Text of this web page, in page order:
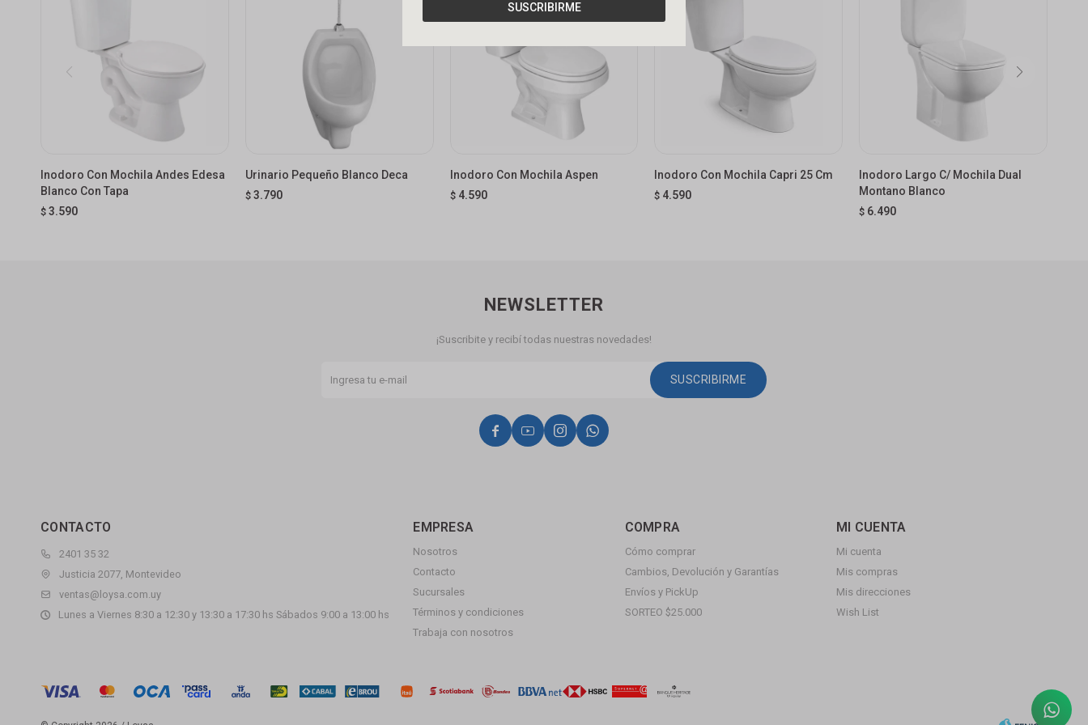
SUSCRIBIRME
Inodoro Con Mochila Andes Edesa
Blanco Con Tapa
$ 3.590
Urinario Pequeño Blanco Deca
$ 3.790
Inodoro Con Mochila Aspen
$ 4.590
Inodoro Con Mochila Capri 25 Cm
$ 4.590
Inodoro Largo C/ Mochila Dual
Montano Blanco
$ 6.490
CONTACTO
2401 35 32
Justicia 2077, Montevideo
ventas@loysa.com.uy
Lunes a Viernes 8:30 a 12:30 y 13:30 a 17:30 hs Sábados 9:00 a 13:00 hs
EMPRESA
Nosotros
Contacto
Sucursales
Términos y condiciones
Trabaja con nosotros
COMPRA
Cómo comprar
Cambios, Devolución y Garantías
Envíos y PickUp
SORTEO $25.000
MI CUENTA
Mi cuenta
Mis compras
Mis direcciones
Wish List
NEWSLETTER
¡Suscribite y recibí todas nuestras novedades!
SUSCRIBIRME
   